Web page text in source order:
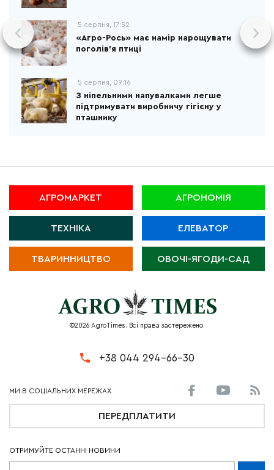
5 серпня, 17:52
«Агро-Рось» має намір нарощувати
поголів'я птиці
5 серпня, 09:16
З ніпельними напувалками легше
підтримувати виробничу гігієну у
пташнику
АГРОМАРКЕТ АГРОНОМІЯ
ТЕХНІКА ЕЛЕВАТОР
ТВАРИННИЦТВО ОВОЧІ-ЯГОДИ-САД
©2026 AgroTimes. Всі права застережено.
+38 044 294-66-30
ПЕРЕДПЛАТИТИ
ОТРИМУЙТЕ ОСТАННІ НОВИНИ